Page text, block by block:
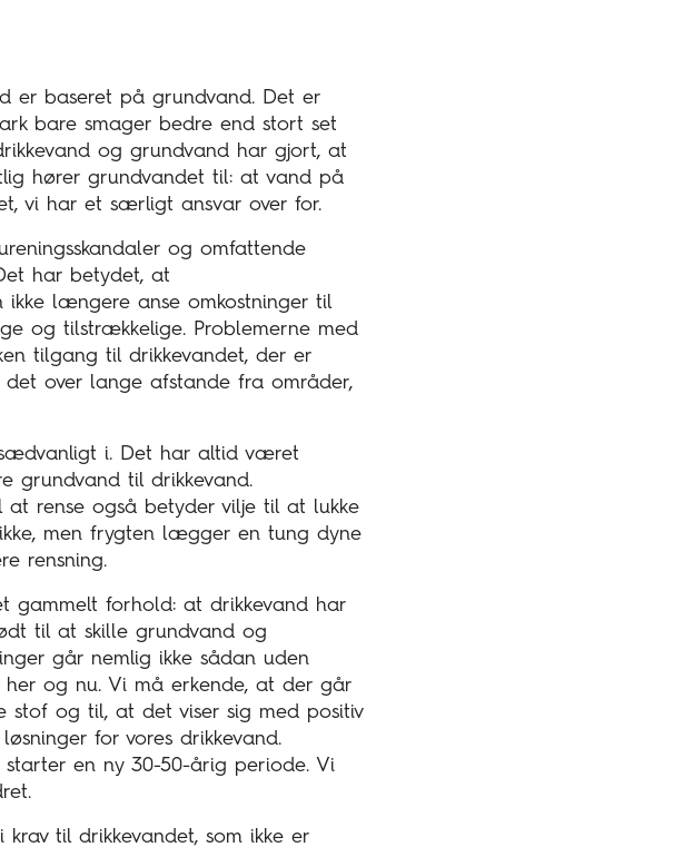
er baseret på grundvand. Det er
bare smager bedre end stort set
og grundvand har gjort, at
hører grundvandet til: at vand på
vi har et særligt ansvar over for.
og omfattende
har betydet, at
ikke længere anse omkostninger til
og tilstrækkelige. Problemerne med
tilgang til drikkevandet, der er
over lange afstande fra områder,
i. Det har altid været
grundvand til drikkevand.
at rense også betyder vilje til at lukke
men frygten lægger en tung dyne
rensning.
forhold: at drikkevand har
til at skille grundvand og
går nemlig ikke sådan uden
og nu. Vi må erkende, at der går
stof og til, at det viser sig med positiv
for vores drikkevand.
en ny 30-50-årig periode. Vi
krav til drikkevandet, som ikke er